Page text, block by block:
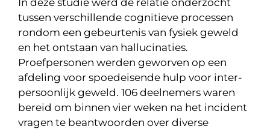
In deze studie werd de relatie onderzocht
tussen verschillende cognitieve processen
rondom een gebeurtenis van fysiek geweld
en het ontstaan van hallucinaties.
Proefpersonen werden geworven op een
afdeling voor spoedeisende hulp voor inter-
persoonlijk geweld. 106 deelnemers waren
bereid om binnen vier weken na het incident
vragen te beantwoorden over diverse